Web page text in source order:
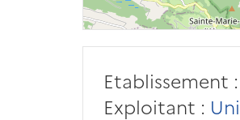
Etablissement :
Exploitant :